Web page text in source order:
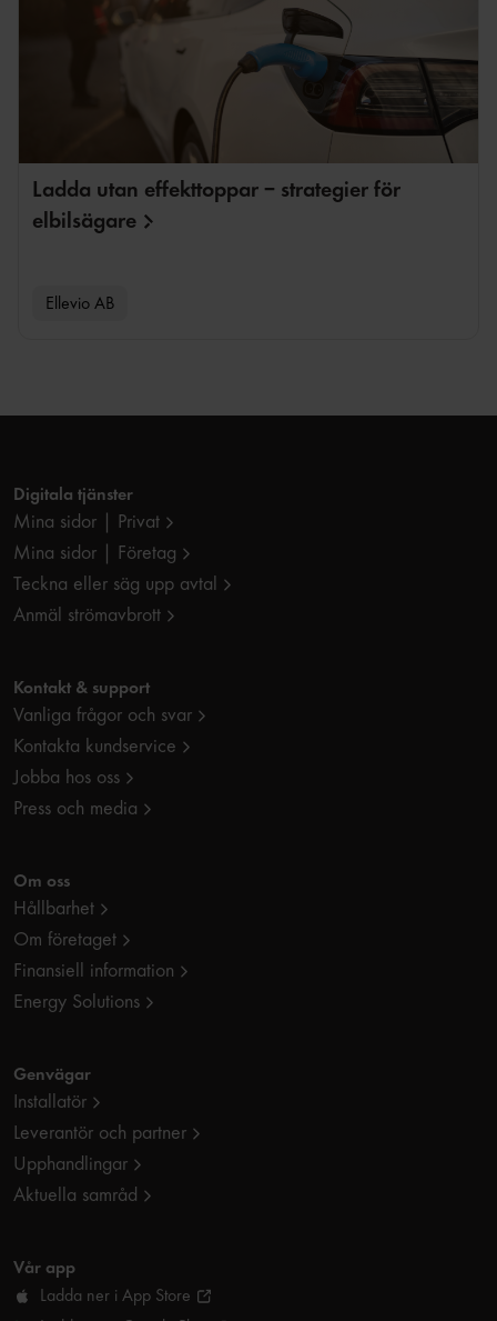
Ladda utan effekttoppar – strategier för
elbilsägare
Ellevio AB
Digitala tjänster
Mina sidor | Privat
Mina sidor | Företag
Teckna eller säg upp avtal
Anmäl strömavbrott
Kontakt & support
Vanliga frågor och svar
Kontakta kundservice
Jobba hos oss
Press och media
Om oss
Hållbarhet
Om företaget
Finansiell information
Energy Solutions
Genvägar
Installatör
Leverantör och partner
Upphandlingar
Aktuella samråd
Vår app
Ladda ner i App Store